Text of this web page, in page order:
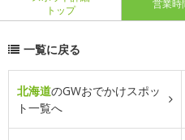
トップ
営業時
一覧に戻る
北海道のGWおでかけスポッ
ト一覧へ